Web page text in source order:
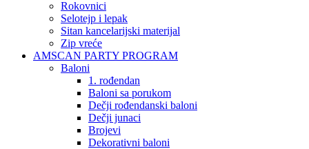
Rokovnici
Selotejp i lepak
Sitan kancelarijski materijal
Zip vreće
AMSCAN PARTY PROGRAM
Baloni
1. rođendan
Baloni sa porukom
Dečji rođendanski baloni
Dečji junaci
Brojevi
Dekorativni baloni